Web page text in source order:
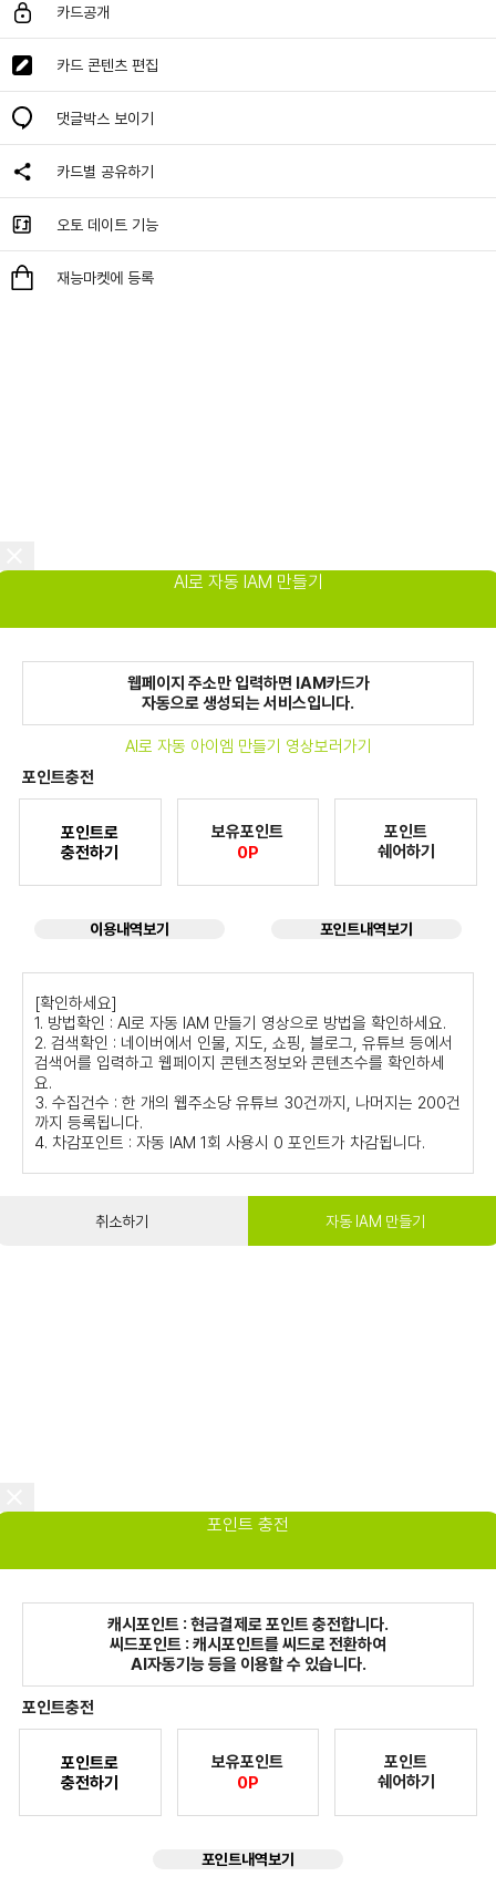
카드공개
카드 콘텐츠 편집
댓글박스 보이기
카드별 공유하기
오토 데이트 기능
재능마켓에 등록
AI로 자동 IAM 만들기
웹페이지 주소만 입력하면 IAM카드가
자동으로 생성되는 서비스입니다.
AI로 자동 아이엠 만들기 영상보러가기
포인트충전
포인트로
충전하기
보유포인트
0P
포인트
쉐어하기
이용내역보기 포인트내역보기
[확인하세요]
1. 방법확인 : AI로 자동 IAM 만들기 영상으로 방법을 확인하세요.
2. 검색확인 : 네이버에서 인물, 지도, 쇼핑, 블로그, 유튜브 등에서
검색어를 입력하고 웹페이지 콘텐츠정보와 콘텐츠수를 확인하세
요.
3. 수집건수 : 한 개의 웹주소당 유튜브 30건까지, 나머지는 200건
까지 등록됩니다.
4. 차감포인트 : 자동 IAM 1회 사용시 0 포인트가 차감됩니다.
취소하기 자동 IAM 만들기
포인트 충전
캐시포인트 : 현금결제로 포인트 충전합니다.
씨드포인트 : 캐시포인트를 씨드로 전환하여
AI자동기능 등을 이용할 수 있습니다.
포인트충전
포인트로
충전하기
보유포인트
0P
포인트
쉐어하기
포인트내역보기